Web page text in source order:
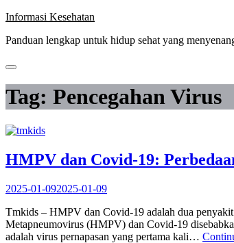
Skip
content
Informasi Kesehatan
Panduan lengkap untuk hidup sehat yang
Tag: Pencegahan Virus
HMPV dan Covid-19:
2025-01-092025-01-09
Tmkids – HMPV dan Covid-19 adalah dua
Metapneumovirus (HMPV) dan Covid-19
adalah virus pernapasan yang pertama kali…